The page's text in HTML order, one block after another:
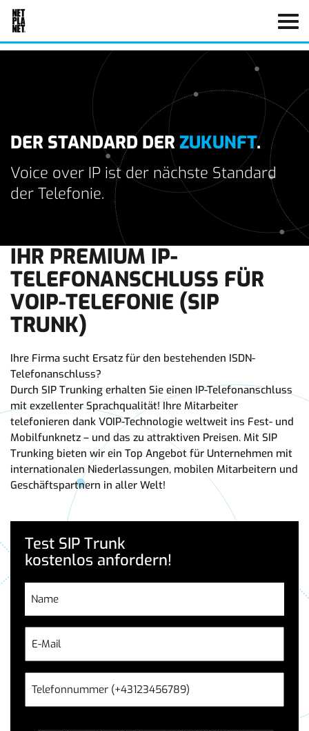
DER STANDARD DER ZUKUNFT.
Voice over IP ist der nächste Standard
der Telefonie.
IHR PREMIUM IP-
TELEFONANSCHLUSS FÜR
VOIP-TELEFONIE (SIP
TRUNK)
Ihre Firma sucht Ersatz für den bestehenden ISDN-
Telefonanschluss?
Durch SIP Trunking erhalten Sie einen IP-Telefonanschluss
mit exzellenter Sprachqualität! Ihre Mitarbeiter
telefonieren dank VOIP-Technologie weltweit ins Fest- und
Mobilfunknetz – und das zu attraktiven Preisen. Mit SIP
Trunking bieten wir ein Top Angebot für Unternehmen mit
internationalen Niederlassungen, mobilen Mitarbeitern und
Geschäftspartnern in aller Welt!
Test SIP Trunk
kostenlos anfordern!
(erforderlich)
Mail
(erforderlich)
(erforderlich)